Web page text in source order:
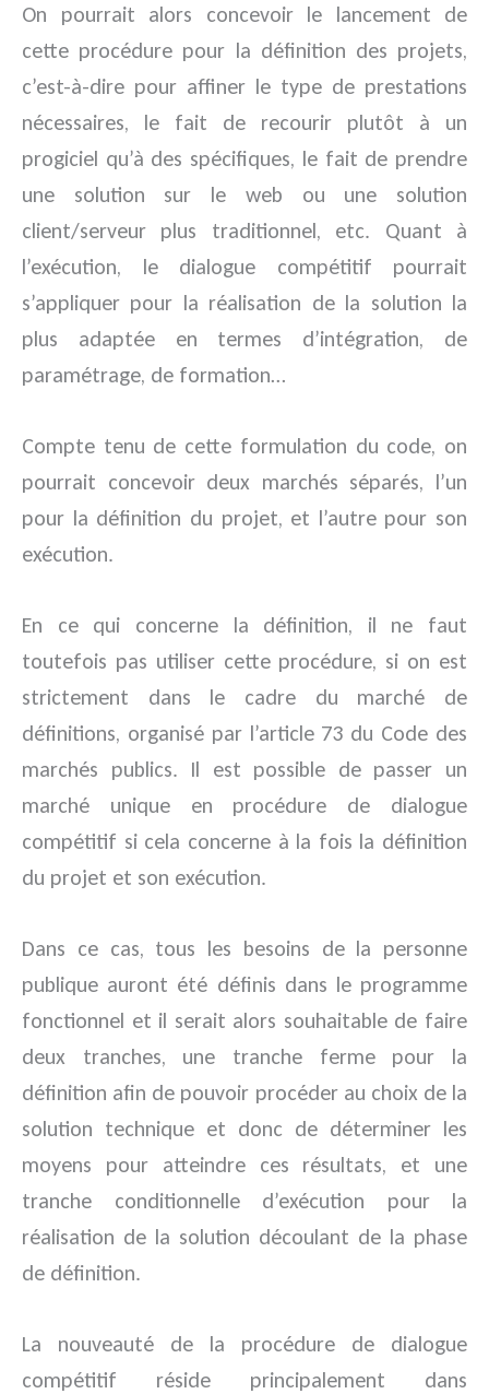
On pourrait alors concevoir le lancement de
cette procédure pour la définition des projets,
c’est-à-dire pour affiner le type de prestations
nécessaires, le fait de recourir plutôt à un
progiciel qu’à des spécifiques, le fait de prendre
une solution sur le web ou une solution
client/serveur plus traditionnel, etc. Quant à
l’exécution, le dialogue compétitif pourrait
s’appliquer pour la réalisation de la solution la
plus adaptée en termes d’intégration, de
paramétrage, de formation…
Compte tenu de cette formulation du code, on
pourrait concevoir deux marchés séparés, l’un
pour la définition du projet, et l’autre pour son
exécution.
En ce qui concerne la définition, il ne faut
toutefois pas utiliser cette procédure, si on est
strictement dans le cadre du marché de
définitions, organisé par l’article 73 du Code des
marchés publics. Il est possible de passer un
marché unique en procédure de dialogue
compétitif si cela concerne à la fois la définition
du projet et son exécution.
Dans ce cas, tous les besoins de la personne
publique auront été définis dans le programme
fonctionnel et il serait alors souhaitable de faire
deux tranches, une tranche ferme pour la
définition afin de pouvoir procéder au choix de la
solution technique et donc de déterminer les
moyens pour atteindre ces résultats, et une
tranche conditionnelle d’exécution pour la
réalisation de la solution découlant de la phase
de définition.
La nouveauté de la procédure de dialogue
compétitif réside principalement dans